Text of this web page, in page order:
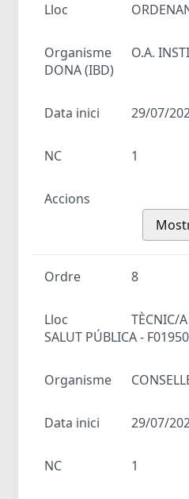
Lloc
Organisme
O.A.
DONA (IBD)
Data inici 29/07/
NC 1
Accions
Ordre 8
Lloc
TÈCNIC/
SALUT PÚBLICA -
Organisme
Data inici 29/07/
NC 1